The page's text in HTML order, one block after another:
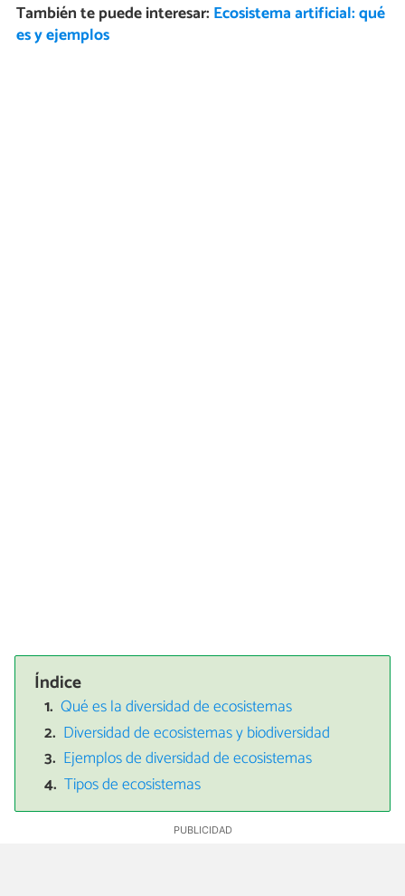
También te puede interesar: Ecosistema artificial: qué
es y ejemplos
Índice
Qué es la diversidad de ecosistemas
Diversidad de ecosistemas y biodiversidad
Ejemplos de diversidad de ecosistemas
Tipos de ecosistemas